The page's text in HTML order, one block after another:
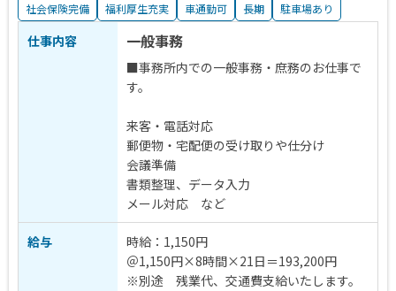
社会保険完備
福利厚生充実 車通勤可 長期 駐車場あり
仕事内容 一般事務
■事務所内での一般事務・庶務のお仕事で
す。
来客・電話対応
郵便物・宅配便の受け取りや仕分け
会議準備
書類整理、データ入力
メール対応 など
給与
時給：1,150円
＠1,150円×8時間×21日＝193,200円
※別途 残業代、交通費支給いたします。